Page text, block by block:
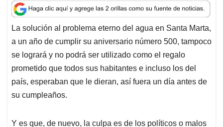
a
t
s
A
p
p
c
e
b
o
o
k
n
k
e
d
I
n
a
i
l
r
e
a
d
s
La solución al problema eterno del agua en Santa Marta,
a un año de cumplir su aniversario número 500, tampoco
se logrará y no podrá ser utilizado como el regalo
prometido que todos sus habitantes e incluso los del
país, esperaban que le dieran, así fuera un día antes de
su cumpleaños.
Y es que, de nuevo, la culpa es de los políticos o malos